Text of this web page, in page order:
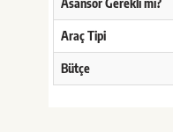
Asansör Gerekli mi?
Araç Tipi
Bütçe